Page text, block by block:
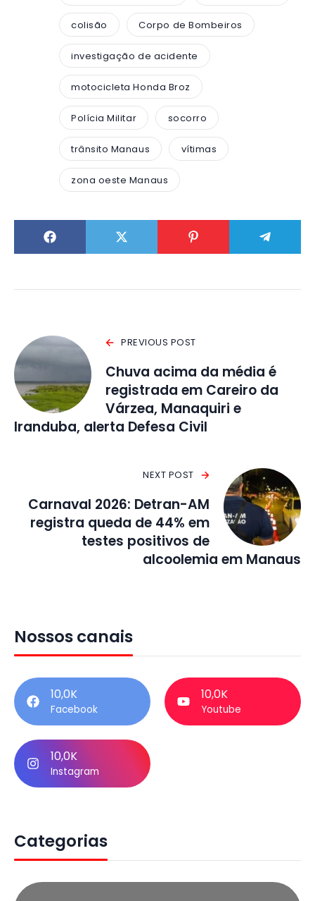
colisão Corpo de Bombeiros
investigação de acidente
motocicleta Honda Broz
Polícia Militar socorro
trânsito Manaus vítimas
zona oeste Manaus
PREVIOUS POST
Chuva acima da média é
registrada em Careiro da
Várzea, Manaquiri e
Iranduba, alerta Defesa Civil
NEXT POST
Carnaval 2026: Detran-AM
registra queda de 44% em
testes positivos de
alcoolemia em Manaus
Nossos canais
10,0K
Facebook
10,0K
Youtube
10,0K
Instagram
Categorias